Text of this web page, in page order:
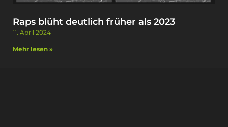
Raps blüht deutlich früher als 2023
11. April 2024
Mehr lesen »